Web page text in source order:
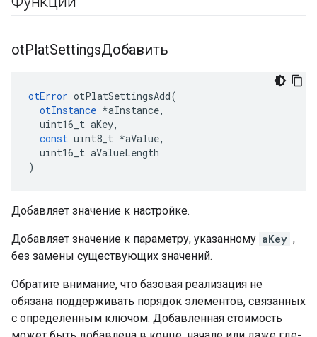
otPlatSettingsДобавить
otError otPlatSettingsAdd(
otInstance *aInstance,
uint16_t aKey,
const uint8_t *aValue,
uint16_t aValueLength
)
Добавляет значение к настройке.
Добавляет значение к параметру, указанному aKey ,
без замены существующих значений.
Обратите внимание, что базовая реализация не
обязана поддерживать порядок элементов, связанных
с определенным ключом. Добавленная стоимость